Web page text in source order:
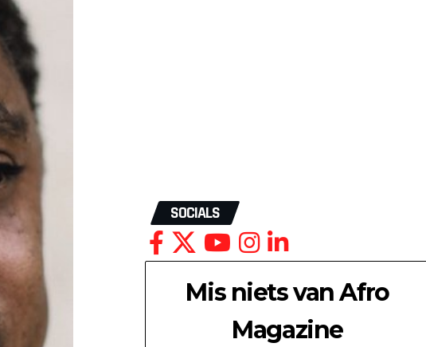
SOCIALS
Mis niets van Afro
Magazine